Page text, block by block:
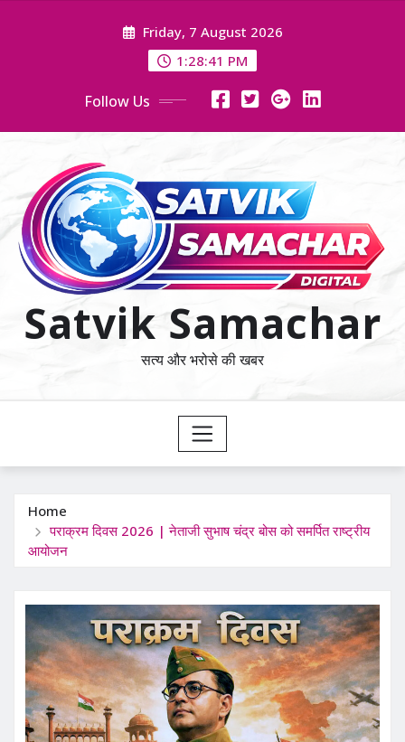
Friday, 7 August 2026
1:28:42 PM
Follow Us
Satvik Samachar
सत्य और भरोसे की खबर
Home
पराक्रम दिवस 2026 | नेताजी सुभाष चंद्र बोस को समर्पित राष्ट्रीय
आयोजन